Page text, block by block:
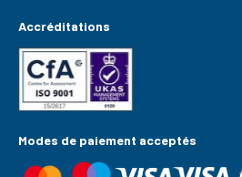
Accréditations
Modes de paiement acceptés